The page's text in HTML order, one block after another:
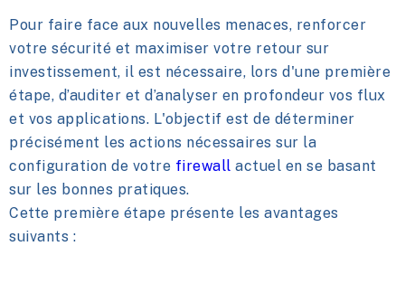
Pour faire face aux nouvelles menaces, renforcer
votre sécurité et maximiser votre retour sur
investissement, il est nécessaire, lors d'une première
étape, d’auditer et d’analyser en profondeur vos flux
et vos applications. L'objectif est de déterminer
précisément les actions nécessaires sur la
configuration de votre firewall actuel en se basant
sur les bonnes pratiques.
Cette première étape présente les avantages
suivants :